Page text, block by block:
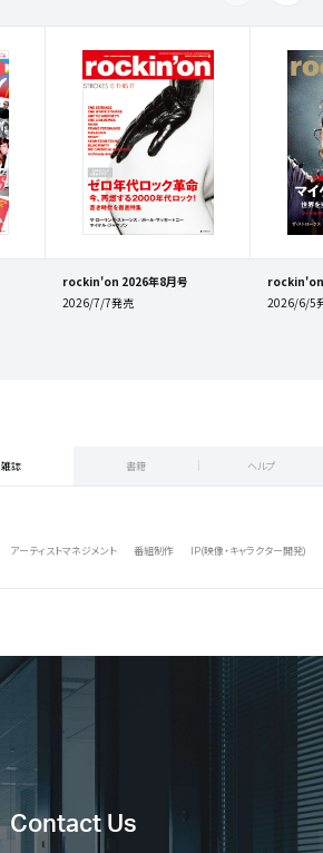
rockin'on 2026年8月号
2026/7/7発売
rockin'on
2026/6/5
雑誌 書籍 ヘルプ
アーティストマネジメント 番組制作 IP(映像・キャラクター開発)
Contact Us